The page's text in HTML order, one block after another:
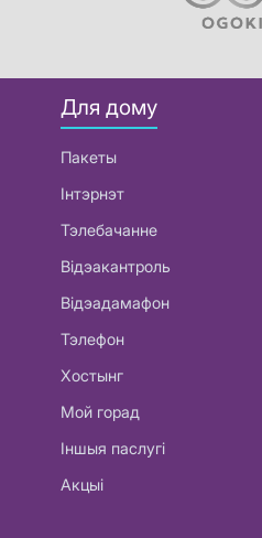
Для дому
Пакеты
Інтэрнэт
Тэлебачанне
Відэакантроль
Відэадамафон
Тэлефон
Хостынг
Мой горад
Іншыя паслугі
Акцыі